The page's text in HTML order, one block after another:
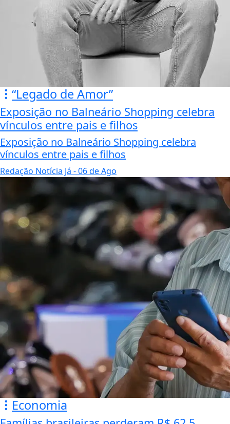
“Legado de Amor”
Exposição no Balneário Shopping celebra
vínculos entre pais e filhos
Exposição no Balneário Shopping celebra
vínculos entre pais e filhos
Redação Notícia Já - 06 de Ago
Economia